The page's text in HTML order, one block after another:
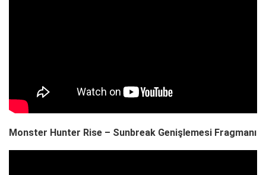
Monster Hunter Rise – Sunbreak Genişlemesi Fragmanı